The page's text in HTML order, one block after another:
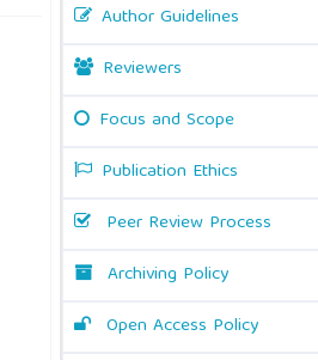
Author Guidelines
Reviewers
Focus and Scope
Publication Ethics
Peer Review Process
Archiving Policy
Open Access Policy